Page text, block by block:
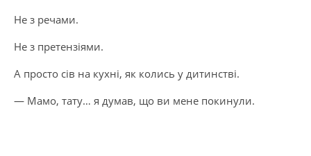
Не з речами.
Не з претензіями.
А просто сів на кухні, як колись у дитинстві.
— Мамо, тату… я думав, що ви мене покинули.